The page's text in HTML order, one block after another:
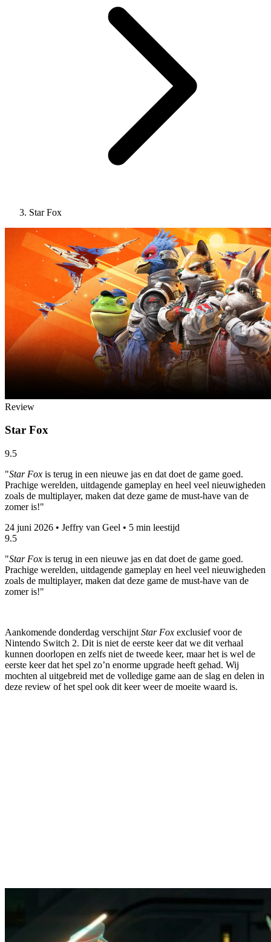
Star Fox
Review
Star Fox
9.5
"Star Fox is terug in een nieuwe jas en dat doet de game goed.
Prachige werelden, uitdagende gameplay en heel veel nieuwigheden
zoals de multiplayer, maken dat deze game de must-have van de
zomer is!"
24 juni 2026 • Jeffry van Geel • 5 min leestijd
9.5
"Star Fox is terug in een nieuwe jas en dat doet de game goed.
Prachige werelden, uitdagende gameplay en heel veel nieuwigheden
zoals de multiplayer, maken dat deze game de must-have van de
zomer is!"
Aankomende donderdag verschijnt Star Fox exclusief voor de
Nintendo Switch 2. Dit is niet de eerste keer dat we dit verhaal
kunnen doorlopen en zelfs niet de tweede keer, maar het is wel de
eerste keer dat het spel zo’n enorme upgrade heeft gehad. Wij
mochten al uitgebreid met de volledige game aan de slag en delen in
deze review of het spel ook dit keer weer de moeite waard is.